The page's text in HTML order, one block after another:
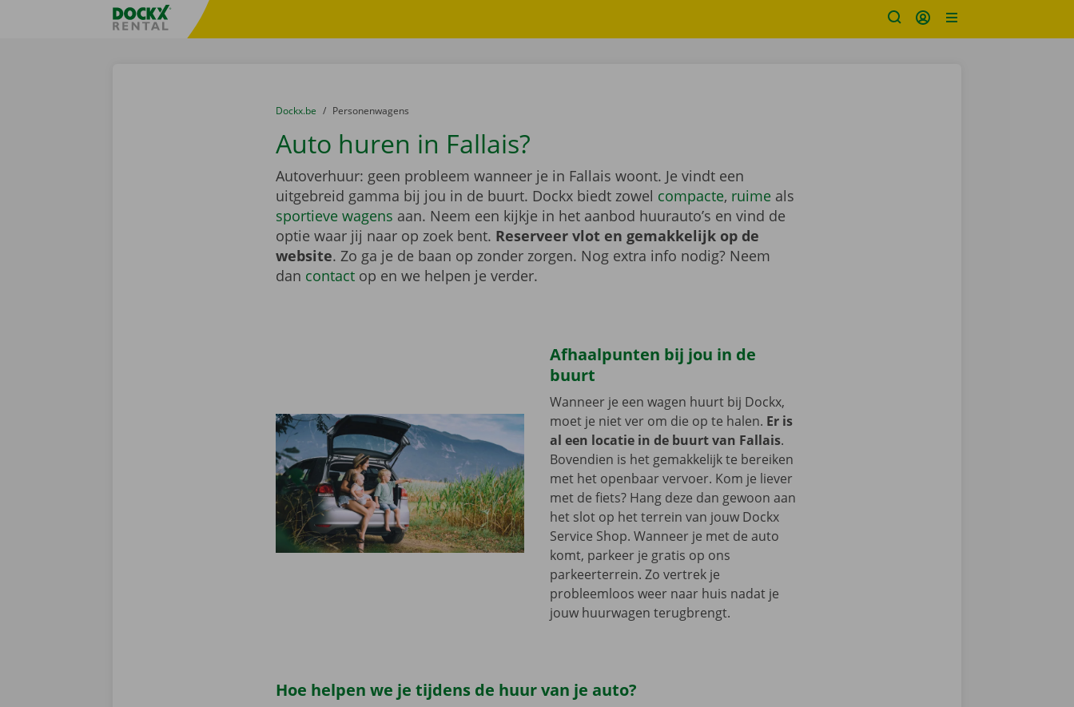
Taalselectie overslaanFratello DEMO
U bevindt zich hier:
van
Dockx.be naar
Personenwagens
Auto huren in Fallais?
Autoverhuur: geen probleem wanneer je in Fallais woont. Je vindt een
uitgebreid gamma bij jou in de buurt. Dockx biedt zowel compacte, ruimeals
sportieve wagens aan. Neem een kijkje in het aanbod huurauto’s en vind de
optie waar jij naar op zoek bent. Reserveer vlot en gemakkelijk op de
website. Zo ga je de baan op zonder zorgen. Nog extra info nodig? Neem
dan contactop en we helpen je verder.
Afhaalpunten bij jou in de
buurt
Wanneer je een wagen huurt bij Dockx,
moet je niet ver om die op te halen. Er is
al een locatie in de buurt van Fallais.
Bovendien is het gemakkelijk te bereiken
met het openbaar vervoer. Kom je liever
met de fiets? Hang deze dan gewoon aan
het slot op het terrein van jouw Dockx
Service Shop. Wanneer je met de auto
komt, parkeer je gratis op ons
parkeerterrein. Zo vertrek je
probleemloos weer naar huis nadat je
jouw huurwagen terugbrengt.
Hoe helpen we je tijdens de huur van je auto?